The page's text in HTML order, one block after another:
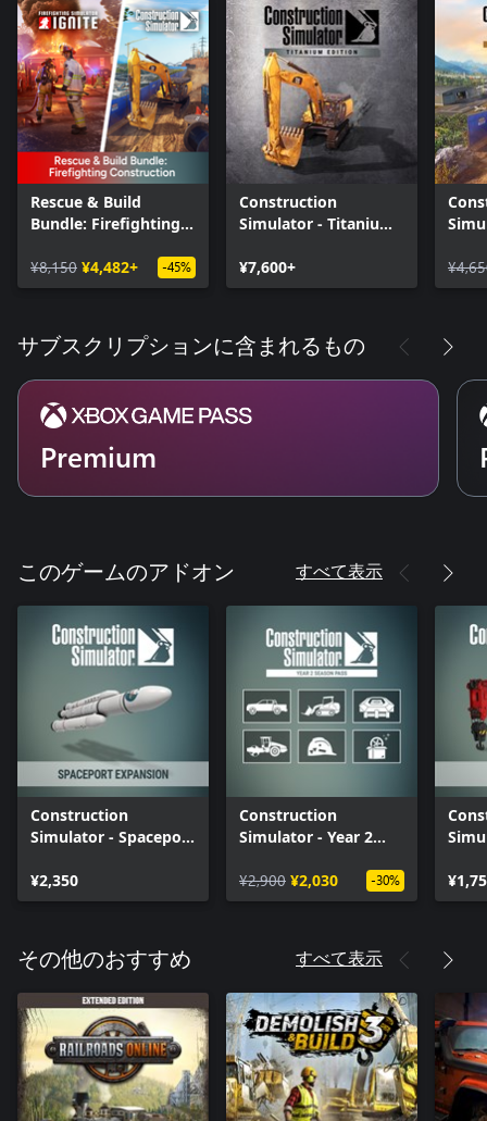
Rescue & Build
Bundle: Firefighting
¥8,150 ¥4,482+ -45%
Construction
Simulator - Titanium
¥7,600+
サブスクリプションに含まれるもの
Premium
このゲームのアドオン すべて表示
Construction
Simulator - Spaceport
¥2,350
Construction
Simulator - Year 2
¥2,900 ¥2,030 -30%
その他のおすすめ すべて表示